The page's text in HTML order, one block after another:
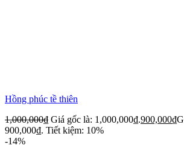
Hồng phúc tề thiên
1,000,000₫ Giá gốc là: 1,000,000₫.900,000₫
900,000₫. Tiết kiệm: 10%
-14%